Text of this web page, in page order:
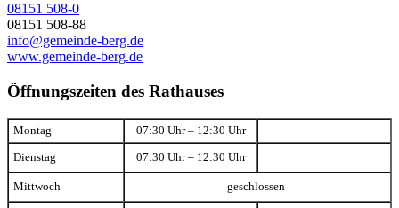
08151 508-0
08151 508-88
info@gemeinde-berg.de
www.gemeinde-berg.de
Öffnungszeiten des Rathauses
Montag 07:30 Uhr – 12:30 Uhr
Dienstag 07:30 Uhr – 12:30 Uhr
Mittwoch geschlossen